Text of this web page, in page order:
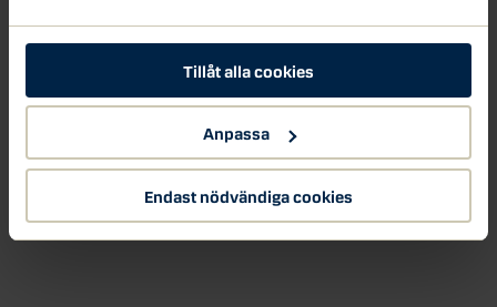
Tillåt alla cookies
Anpassa
Endast nödvändiga cookies